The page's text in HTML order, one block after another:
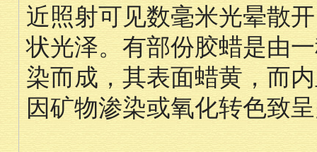
近照射可见数毫米光晕散
状光泽。有部份胶蜡是由
染而成，其表面蜡黄，而
因矿物渗染或氧化转色致